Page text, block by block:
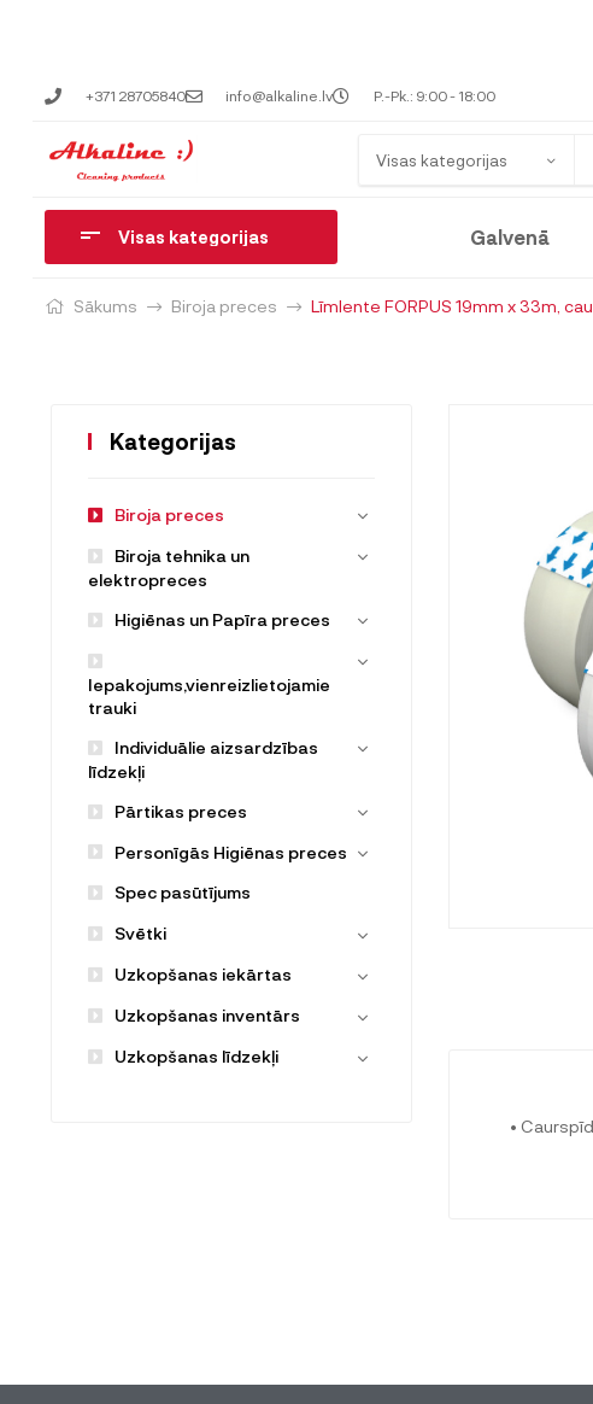
+371 28705840 info@alkaline.lv P.-Pk.: 9:00 - 18:00
Visas kategorijas
Visas kategorijas Galvenā
Sākums Biroja preces Līmlente FORPUS 19mm x 33m,
•
Kategorijas
Biroja preces
Biroja tehnika un
elektropreces
Higiēnas un Papīra preces
Iepakojums,vienreizlietojamie
trauki
Individuālie aizsardzības
līdzekļi
Pārtikas preces
Personīgās Higiēnas preces
Spec pasūtījums
Svētki
Uzkopšanas iekārtas
Uzkopšanas inventārs
Uzkopšanas līdzekļi